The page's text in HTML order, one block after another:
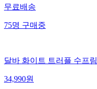
무료배송
75명 구매중
달바 화이트 트러플 수프
34,990원